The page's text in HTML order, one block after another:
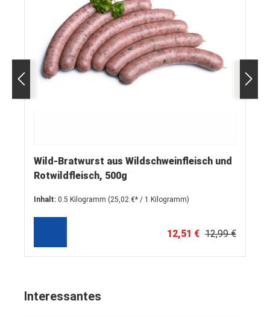
Wild-Bratwurst aus Wildschweinfleisch und
Rotwildfleisch, 500g
Inhalt: 0.5 Kilogramm (25,02 €* / 1 Kilogramm)
12,51 € 12,99 €
Interessantes